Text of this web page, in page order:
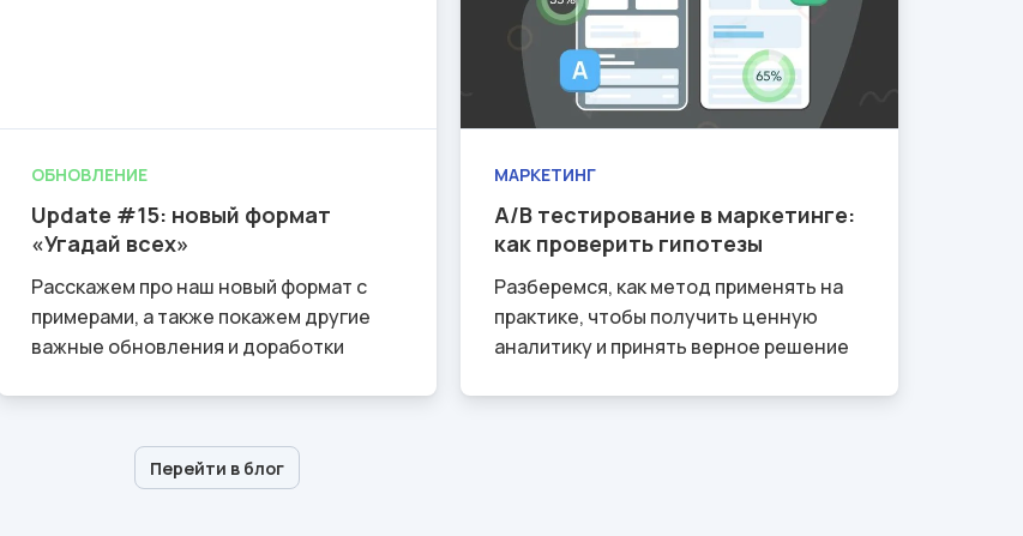
ОБНОВЛЕНИЕ
Update #15: новый формат
«Угадай всех»
Расскажем про наш новый формат с
примерами, а также покажем другие
важные обновления и доработки
МАРКЕТИНГ
A/B тестирование в маркетинге:
как проверить гипотезы
Разберемся, как метод применять на
практике, чтобы получить ценную
аналитику и принять верное решение
Перейти в блог